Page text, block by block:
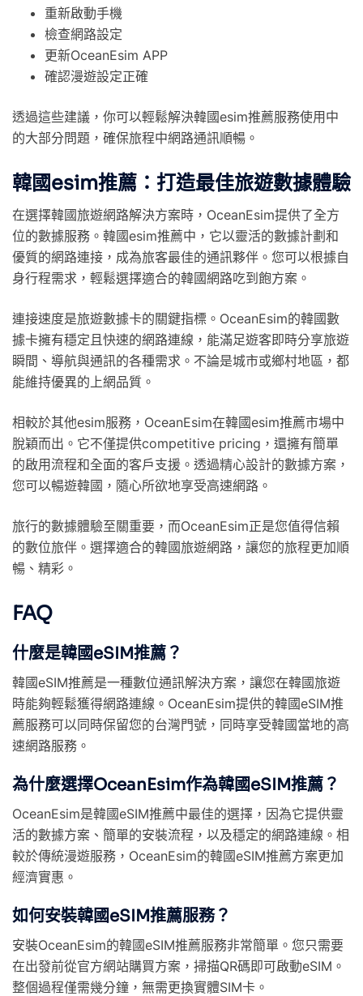
重新啟動手機
檢查網路設定
更新OceanEsim APP
確認漫遊設定正確
透過這些建議，你可以輕鬆解決韓國esim推薦服務使用中
的大部分問題，確保旅程中網路通訊順暢。
韓國esim推薦：打造最佳旅遊數據體驗
在選擇韓國旅遊網路解決方案時，OceanEsim提供了全方
位的數據服務。韓國esim推薦中，它以靈活的數據計劃和
優質的網路連接，成為旅客最佳的通訊夥伴。您可以根據自
身行程需求，輕鬆選擇適合的韓國網路吃到飽方案。
連接速度是旅遊數據卡的關鍵指標。OceanEsim的韓國數
據卡擁有穩定且快速的網路連線，能滿足遊客即時分享旅遊
瞬間、導航與通訊的各種需求。不論是城市或鄉村地區，都
能維持優異的上網品質。
相較於其他esim服務，OceanEsim在韓國esim推薦市場中
脫穎而出。它不僅提供competitive pricing，還擁有簡單
的啟用流程和全面的客戶支援。透過精心設計的數據方案，
您可以暢遊韓國，隨心所欲地享受高速網路。
旅行的數據體驗至關重要，而OceanEsim正是您值得信賴
的數位旅伴。選擇適合的韓國旅遊網路，讓您的旅程更加順
暢、精彩。
FAQ
什麼是韓國eSIM推薦？
韓國eSIM推薦是一種數位通訊解決方案，讓您在韓國旅遊
時能夠輕鬆獲得網路連線。OceanEsim提供的韓國eSIM推
薦服務可以同時保留您的台灣門號，同時享受韓國當地的高
速網路服務。
為什麼選擇OceanEsim作為韓國eSIM推薦？
OceanEsim是韓國eSIM推薦中最佳的選擇，因為它提供靈
活的數據方案、簡單的安裝流程，以及穩定的網路連線。相
較於傳統漫遊服務，OceanEsim的韓國eSIM推薦方案更加
經濟實惠。
如何安裝韓國eSIM推薦服務？
安裝OceanEsim的韓國eSIM推薦服務非常簡單。您只需要
在出發前從官方網站購買方案，掃描QR碼即可啟動eSIM。
整個過程僅需幾分鐘，無需更換實體SIM卡。